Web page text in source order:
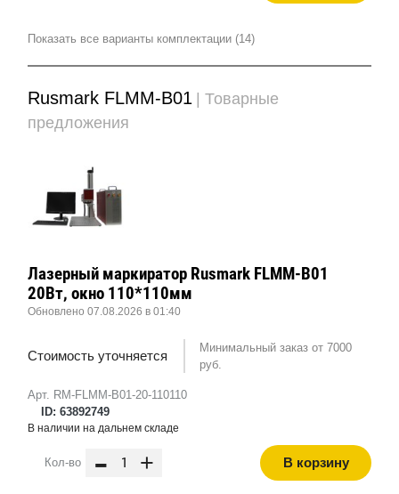
Показать все варианты комплектации (14)
Rusmark FLMM-B01 | Товарные
предложения
Арт. RM-FLMM-B01-20-110110
ID: 63892749
Лазерный маркиратор Rusmark FLMM-B01
20Вт, окно 110*110мм
Обновлено 07.08.2026 в 01:40
Стоимость уточняется
Минимальный заказ от 7000
руб.
В наличии на дальнем складе
Кол-во - + В корзину